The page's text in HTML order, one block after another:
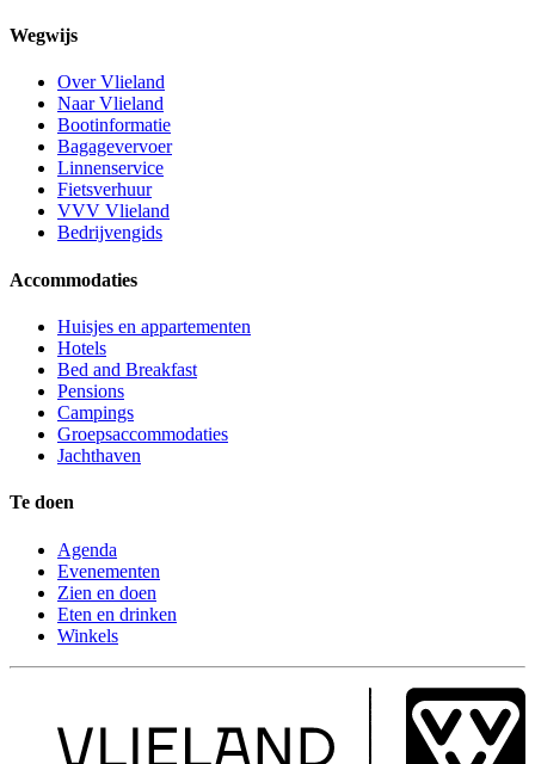
Wegwijs
Over Vlieland
Naar Vlieland
Bootinformatie
Bagagevervoer
Linnenservice
Fietsverhuur
VVV Vlieland
Bedrijvengids
Accommodaties
Huisjes en appartementen
Hotels
Bed and Breakfast
Pensions
Campings
Groepsaccommodaties
Jachthaven
Te doen
Agenda
Evenementen
Zien en doen
Eten en drinken
Winkels